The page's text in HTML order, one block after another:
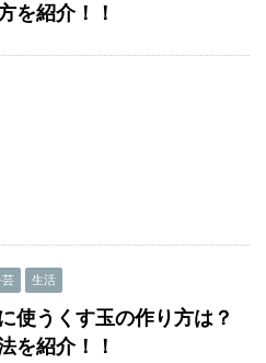
を紹介！！
芸 生活
使うくす玉の作り方は？
を紹介！！